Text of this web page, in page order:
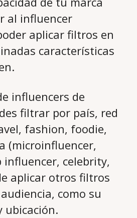
al influencer
aplicar filtros en
características
influencers de
filtrar por país, red
fashion, foodie,
(microinfluencer,
celebrity,
aplicar otros filtros
como su
ubicación.